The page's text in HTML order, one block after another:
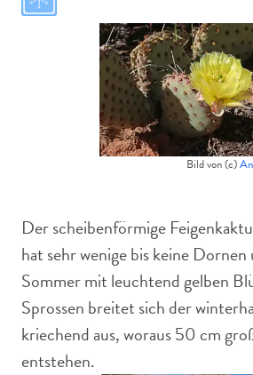
Bild von (c)
Der scheibenförmige
hat sehr wenige bis keine
Sommer mit leuchtend gelben
Sprossen breitet sich der
kriechend aus, woraus 50 cm
entstehen.